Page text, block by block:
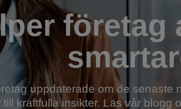
företag
uppdaterade om de senaste
kraftfulla insikter. Läs vår blogg